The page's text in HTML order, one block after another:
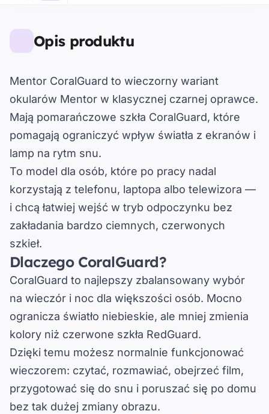
Opis produktu
Mentor CoralGuard to wieczorny wariant
okularów Mentor w klasycznej czarnej oprawce.
Mają pomarańczowe szkła CoralGuard, które
pomagają ograniczyć wpływ światła z ekranów i
lamp na rytm snu.
To model dla osób, które po pracy nadal
korzystają z telefonu, laptopa albo telewizora —
i chcą łatwiej wejść w tryb odpoczynku bez
zakładania bardzo ciemnych, czerwonych
szkieł.
Dlaczego CoralGuard?
CoralGuard to najlepszy zbalansowany wybór
na wieczór i noc dla większości osób. Mocno
ogranicza światło niebieskie, ale mniej zmienia
kolory niż czerwone szkła RedGuard.
Dzięki temu możesz normalnie funkcjonować
wieczorem: czytać, rozmawiać, obejrzeć film,
przygotować się do snu i poruszać się po domu
bez tak dużej zmiany obrazu.